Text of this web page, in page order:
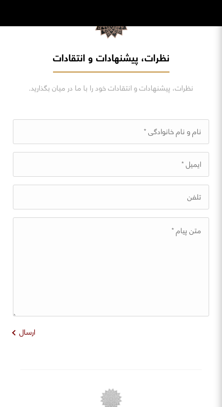
نظرات، پیشنهادات و انتقادات
نظرات، پیشنهادات و انتقادات خود را با ما در میان بگذارید.
ارسال